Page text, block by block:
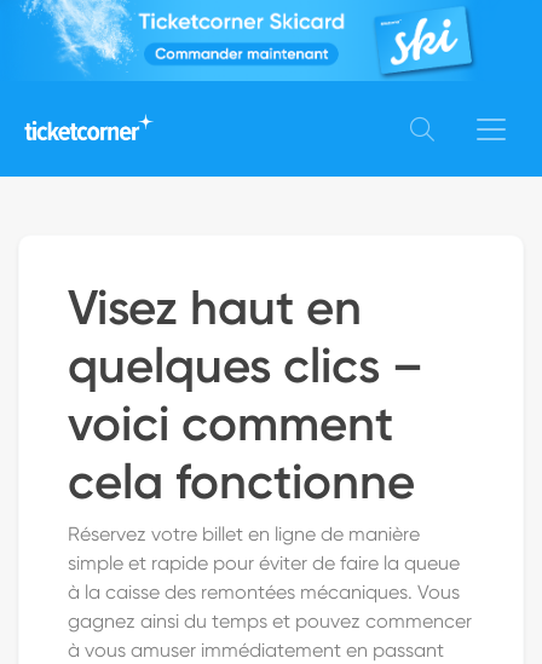
Visez haut en
quelques clics –
voici comment
cela fonctionne
Réservez votre billet en ligne de manière
simple et rapide pour éviter de faire la queue
à la caisse des remontées mécaniques. Vous
gagnez ainsi du temps et pouvez commencer
à vous amuser immédiatement en passant